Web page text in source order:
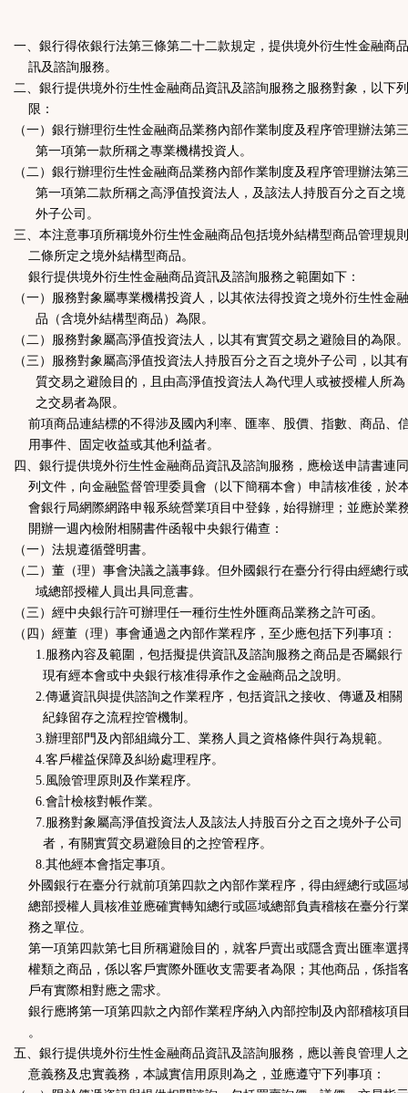
按
鈕
區
一、銀行得依銀行法第三條第二十二款規定，提供境外衍生性金融商
訊及諮詢服務。
二、銀行提供境外衍生性金融商品資訊及諮詢服務之服務對象，以下
限：
（一）銀行辦理衍生性金融商品業務內部作業制度及程序管理辦法第
第一項第一款所稱之專業機構投資人。
（二）銀行辦理衍生性金融商品業務內部作業制度及程序管理辦法第
第一項第二款所稱之高淨值投資法人，及該法人持股百分之百之境
外子公司。
三、本注意事項所稱境外衍生性金融商品包括境外結構型商品管理規
二條所定之境外結構型商品。
銀行提供境外衍生性金融商品資訊及諮詢服務之範圍如下：
（一）服務對象屬專業機構投資人，以其依法得投資之境外衍生性金
品（含境外結構型商品）為限。
（二）服務對象屬高淨值投資法人，以其有實質交易之避險目的為限。
（三）服務對象屬高淨值投資法人持股百分之百之境外子公司，以其
質交易之避險目的，且由高淨值投資法人為代理人或被授權人所為
之交易者為限。
前項商品連結標的不得涉及國內利率、匯率、股價、指數、商品、
用事件、固定收益或其他利益者。
四、銀行提供境外衍生性金融商品資訊及諮詢服務，應檢送申請書連
列文件，向金融監督管理委員會（以下簡稱本會）申請核准後，於
會銀行局網際網路申報系統營業項目中登錄，始得辦理；並應於業
開辦一週內檢附相關書件函報中央銀行備查：
（一）法規遵循聲明書。
（二）董（理）事會決議之議事錄。但外國銀行在臺分行得由經總行
域總部授權人員出具同意書。
（三）經中央銀行許可辦理任一種衍生性外匯商品業務之許可函。
（四）經董（理）事會通過之內部作業程序，至少應包括下列事項：
1.服務內容及範圍，包括擬提供資訊及諮詢服務之商品是否屬銀行
現有經本會或中央銀行核准得承作之金融商品之說明。
2.傳遞資訊與提供諮詢之作業程序，包括資訊之接收、傳遞及相關
紀錄留存之流程控管機制。
3.辦理部門及內部組織分工、業務人員之資格條件與行為規範。
4.客戶權益保障及糾紛處理程序。
5.風險管理原則及作業程序。
6.會計檢核對帳作業。
7.服務對象屬高淨值投資法人及該法人持股百分之百之境外子公司
者，有關實質交易避險目的之控管程序。
8.其他經本會指定事項。
外國銀行在臺分行就前項第四款之內部作業程序，得由經總行或區
總部授權人員核准並應確實轉知總行或區域總部負責稽核在臺分行
務之單位。
第一項第四款第七目所稱避險目的，就客戶賣出或隱含賣出匯率選
權類之商品，係以客戶實際外匯收支需要者為限；其他商品，係指
戶有實際相對應之需求。
銀行應將第一項第四款之內部作業程序納入內部控制及內部稽核項
。
五、銀行提供境外衍生性金融商品資訊及諮詢服務，應以善良管理人
意義務及忠實義務，本誠實信用原則為之，並應遵守下列事項：